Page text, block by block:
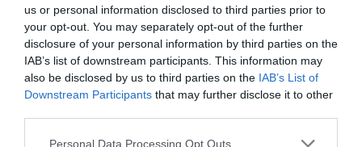
us or personal information disclosed to third parties prior to
your opt-out. You may separately opt-out of the further
disclosure of your personal information by third parties on the
IAB’s list of downstream participants. This information may
also be disclosed by us to third parties on the IAB’s List of
Downstream Participants that may further disclose it to other
Please note that this website/app uses one or more Google
Personal Data Processing Opt Outs